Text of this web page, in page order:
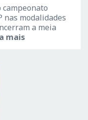
campeonato
nas modalidades
a meia
mais